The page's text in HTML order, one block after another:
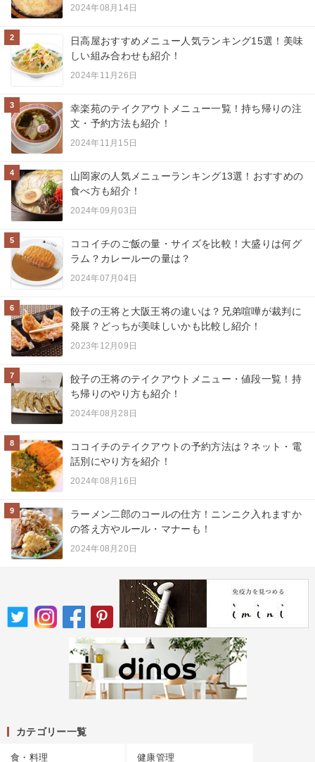
2024年08月14日
2
日高屋おすすめメニュー人気ランキング15選！美味
しい組み合わせも紹介！
2024年11月26日
3
幸楽苑のテイクアウトメニュー一覧！持ち帰りの注
文・予約方法も紹介！
2024年11月15日
4
山岡家の人気メニューランキング13選！おすすめの
食べ方も紹介！
2024年09月03日
5
ココイチのご飯の量・サイズを比較！大盛りは何グ
ラム？カレールーの量は？
2024年07月04日
6
餃子の王将と大阪王将の違いは？兄弟喧嘩が裁判に
発展？どっちが美味しいかも比較し紹介！
2023年12月09日
7
餃子の王将のテイクアウトメニュー・値段一覧！持
ち帰りのやり方も紹介！
2024年08月28日
8
ココイチのテイクアウトの予約方法は？ネット・電
話別にやり方を紹介！
2024年08月16日
9
ラーメン二郎のコールの仕方！ニンニク入れますか
の答え方やルール・マナーも！
2024年08月20日
カテゴリー一覧
食・料理 健康管理